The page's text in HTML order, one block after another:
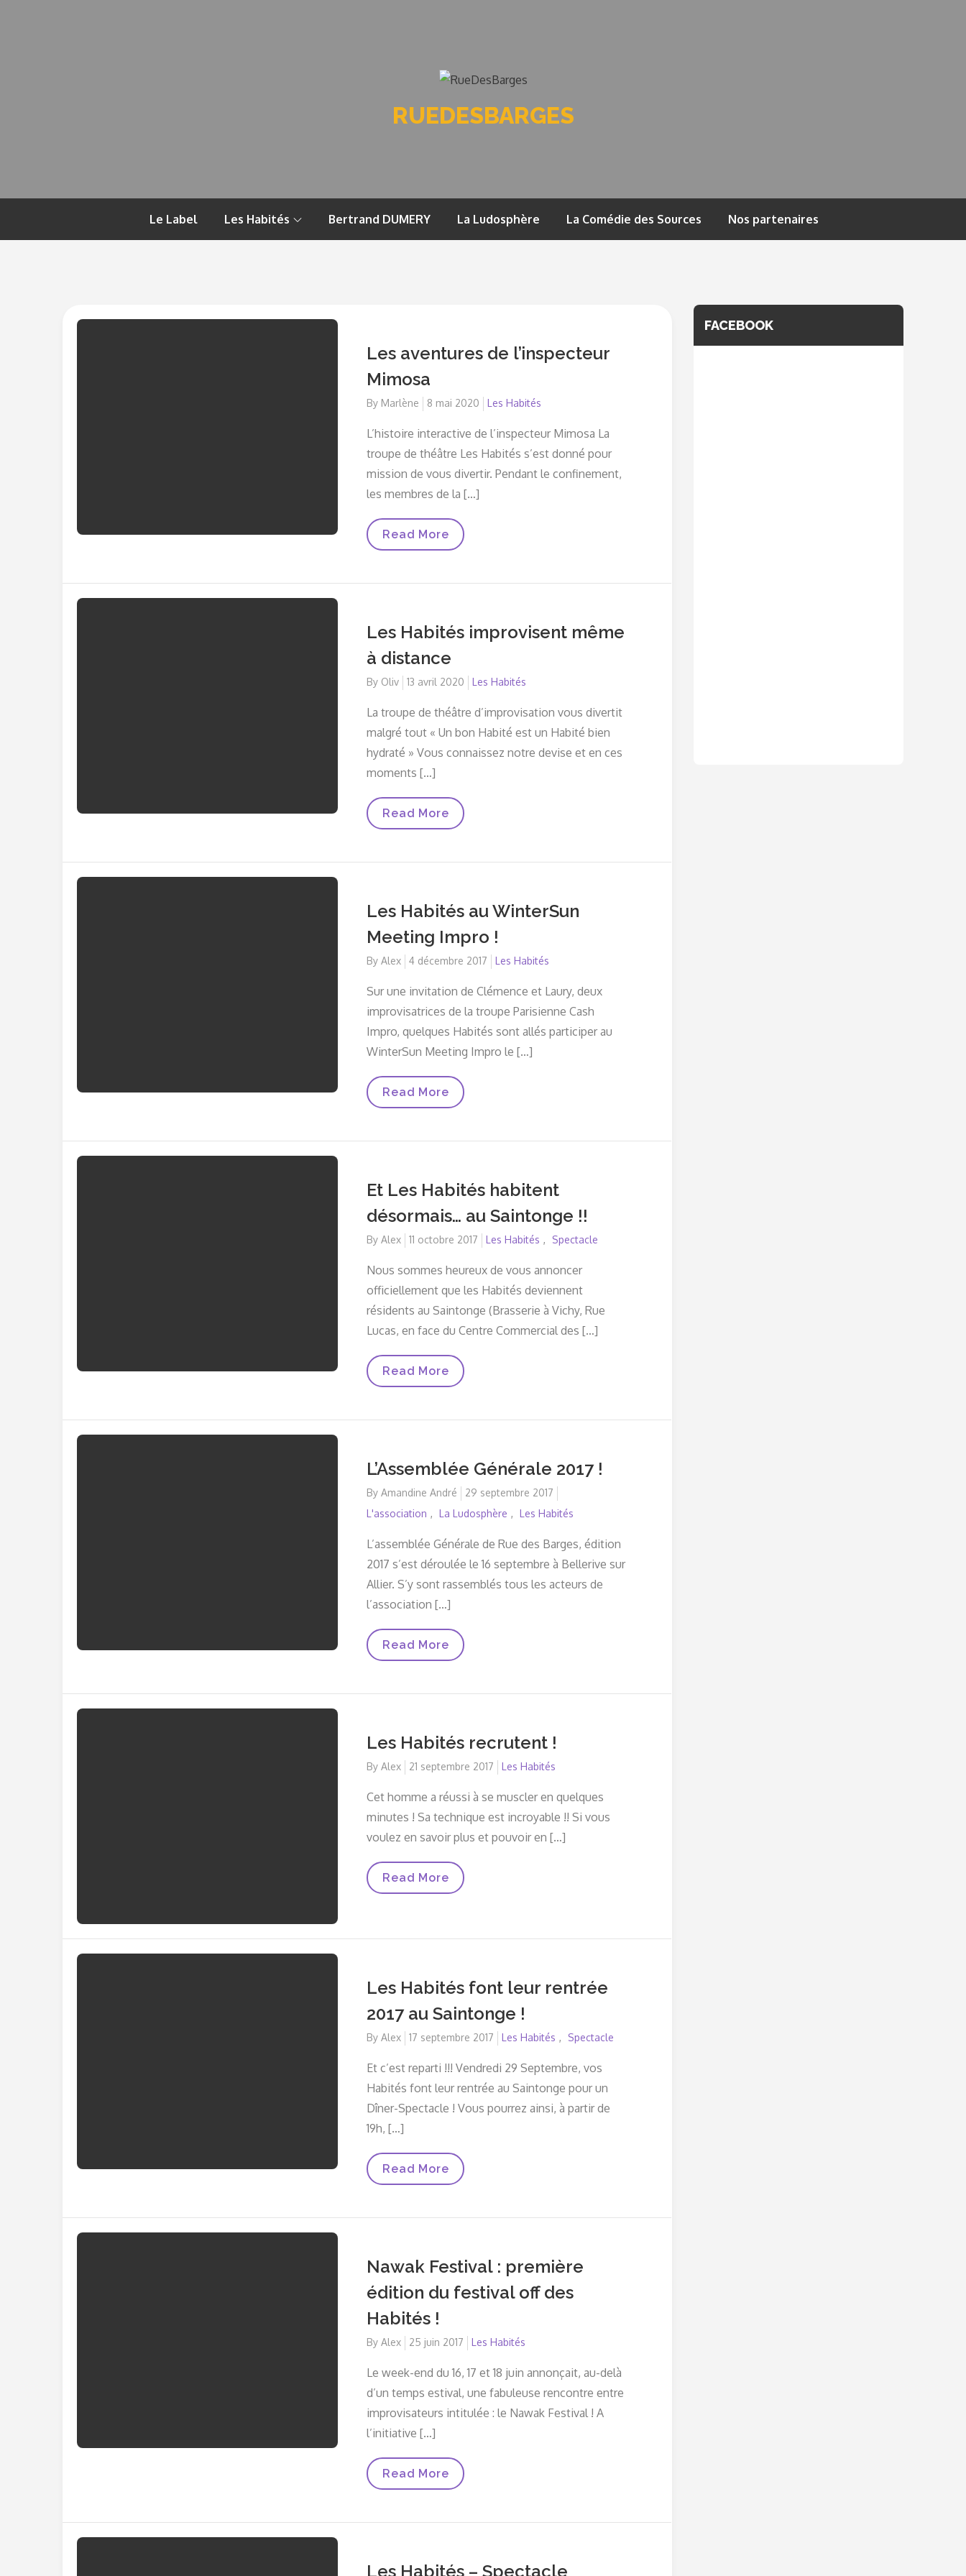
RUEDESBARGES
Le Label Les Habités Bertrand DUMERY La Ludosphère La Comédie des Sources Nos partenaires
Les aventures de l’inspecteur
Mimosa
By Marlène
Posted
8 mai 2020 Les Habités
L’histoire interactive de l’inspecteur Mimosa La
troupe de théâtre Les Habités s’est donné pour
mission de vous divertir. Pendant le confinement,
les membres de la […]
Les
Aventures
Mimosa
Read More
Les Habités improvisent même
à distance
By Oliv
Posted
13 avril 2020 Les Habités
La troupe de théâtre d’improvisation vous divertit
malgré tout « Un bon Habité est un Habité bien
hydraté » Vous connaissez notre devise et en ces
moments […]
Les
Habités
À
Read More
Les Habités au WinterSun
Meeting Impro !
ByAlex
Posted
4 décembre 2017 Les Habités
Sur une invitation de Clémence et Laury, deux
improvisatrices de la troupe Parisienne Cash
Impro, quelques Habités sont allés participer au
WinterSun Meeting Impro le […]
Les
Habités
Meeting
Read More
Et Les Habités habitent
désormais… au Saintonge !!
ByAlex
Posted
11 octobre 2017 Les Habités Spectacle
Nous sommes heureux de vous annoncer
officiellement que les Habités deviennent
résidents au Saintonge (Brasserie à Vichy, Rue
Lucas, en face du Centre Commercial des […]
Et
Les
Désormais…
Read More
L’Assemblée Générale 2017 !
ByAmandine André
Posted
on
29 septembre 2017
L'association
La Ludosphère Les Habités
L’assemblée Générale de Rue des Barges, édition
2017 s’est déroulée le 16 septembre à Bellerive sur
Allier. S’y sont rassemblés tous les acteurs de
l’association […]
L’Assemblée
Générale
Read More
Les Habités recrutent !
ByAlex
Posted
21 septembre 2017 Les Habités
Cet homme a réussi à se muscler en quelques
minutes ! Sa technique est incroyable !! Si vous
voulez en savoir plus et pouvoir en […]
Les
Habités
Read More
Les Habités font leur rentrée
2017 au Saintonge !
ByAlex
Posted
17 septembre 2017 Les Habités Spectacle
Et c’est reparti !!! Vendredi 29 Septembre, vos
Habités font leur rentrée au Saintonge pour un
Dîner-Spectacle ! Vous pourrez ainsi, à partir de
19h, […]
Les
Habités
Rentrée
!
Read More
Nawak Festival : première
édition du festival off des
Habités !
ByAlex
Posted
25 juin 2017 Les Habités
Le week-end du 16, 17 et 18 juin annonçait, au-delà
d’un temps estival, une fabuleuse rencontre entre
improvisateurs intitulée : le Nawak Festival ! A
l’initiative […]
Nawak
Festival
Édition
Des
Read More
Les Habités – Spectacle
FACEBOOK